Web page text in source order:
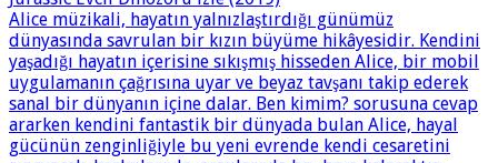
Alice müzikali, hayatın yalnızlaştırdığı günümüz
dünyasında savrulan bir kızın büyüme hikâyesidir. Kendini
yaşadığı hayatın içerisine sıkışmış hisseden Alice, bir mobil
uygulamanın çağrısına uyar ve beyaz tavşanı takip ederek
sanal bir dünyanın içine dalar. Ben kimim? sorusuna cevap
ararken kendini fantastik bir dünyada bulan Alice, hayal
gücünün zenginliğiyle bu yeni evrende kendi cesaretini